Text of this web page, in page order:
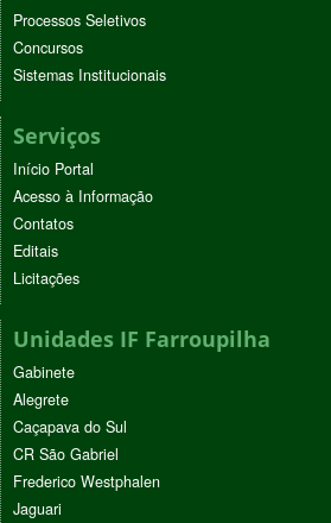
Processos Seletivos
Concursos
Sistemas Institucionais
Serviços
Início Portal
Acesso à Informação
Contatos
Editais
Licitações
Unidades IF Farroupilha
Gabinete
Alegrete
Caçapava do Sul
CR São Gabriel
Frederico Westphalen
Jaguari